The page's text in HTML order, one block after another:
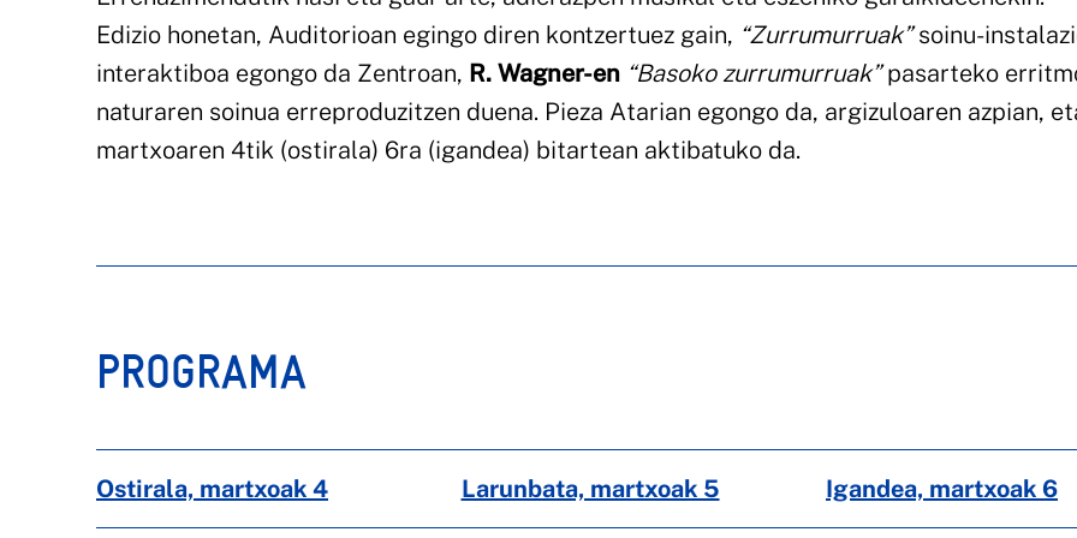
Edizio honetan, Auditorioan egingo diren kontzertuez gain, “Zurrumurruak”soinu-
interaktiboa egongo da Zentroan, R. Wagner-en “Basoko zurrumurruak”pasarteko
naturaren soinua erreproduzitzen duena. Pieza Atarian egongo da, argizuloaren azpian,
martxoaren 4tik (ostirala) 6ra (igandea) bitartean aktibatuko da.
PROGRAMA
Ostirala, martxoak 4 Larunbata, martxoak 5 Igandea, martxoak 6